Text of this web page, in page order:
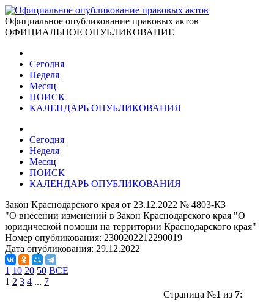
Официальное опубликование правовых актов
ОФИЦИАЛЬНОЕ ОПУБЛИКОВАНИЕ
Сегодня
Неделя
Месяц
ПОИСК
КАЛЕНДАРЬ ОПУБЛИКОВАНИЯ
Сегодня
Неделя
Месяц
ПОИСК
КАЛЕНДАРЬ ОПУБЛИКОВАНИЯ
Закон Краснодарского края от 23.12.2022 № 4803-КЗ
"О внесении изменений в Закон Краснодарского края "О
юридической помощи на территории Краснодарского края"
Номер опубликования: 2300202212290019
Дата опубликования: 29.12.2022
1 10 20 50 ВСЕ
1 2 3 4 ... 7
Страница №1 из 7: